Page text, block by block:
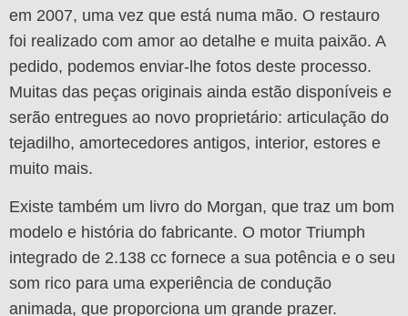
em 2007, uma vez que está numa mão. O restauro
foi realizado com amor ao detalhe e muita paixão. A
pedido, podemos enviar-lhe fotos deste processo.
Muitas das peças originais ainda estão disponíveis e
serão entregues ao novo proprietário: articulação do
tejadilho, amortecedores antigos, interior, estores e
muito mais.
Existe também um livro do Morgan, que traz um bom
modelo e história do fabricante. O motor Triumph
integrado de 2.138 cc fornece a sua potência e o seu
som rico para uma experiência de condução
animada, que proporciona um grande prazer.